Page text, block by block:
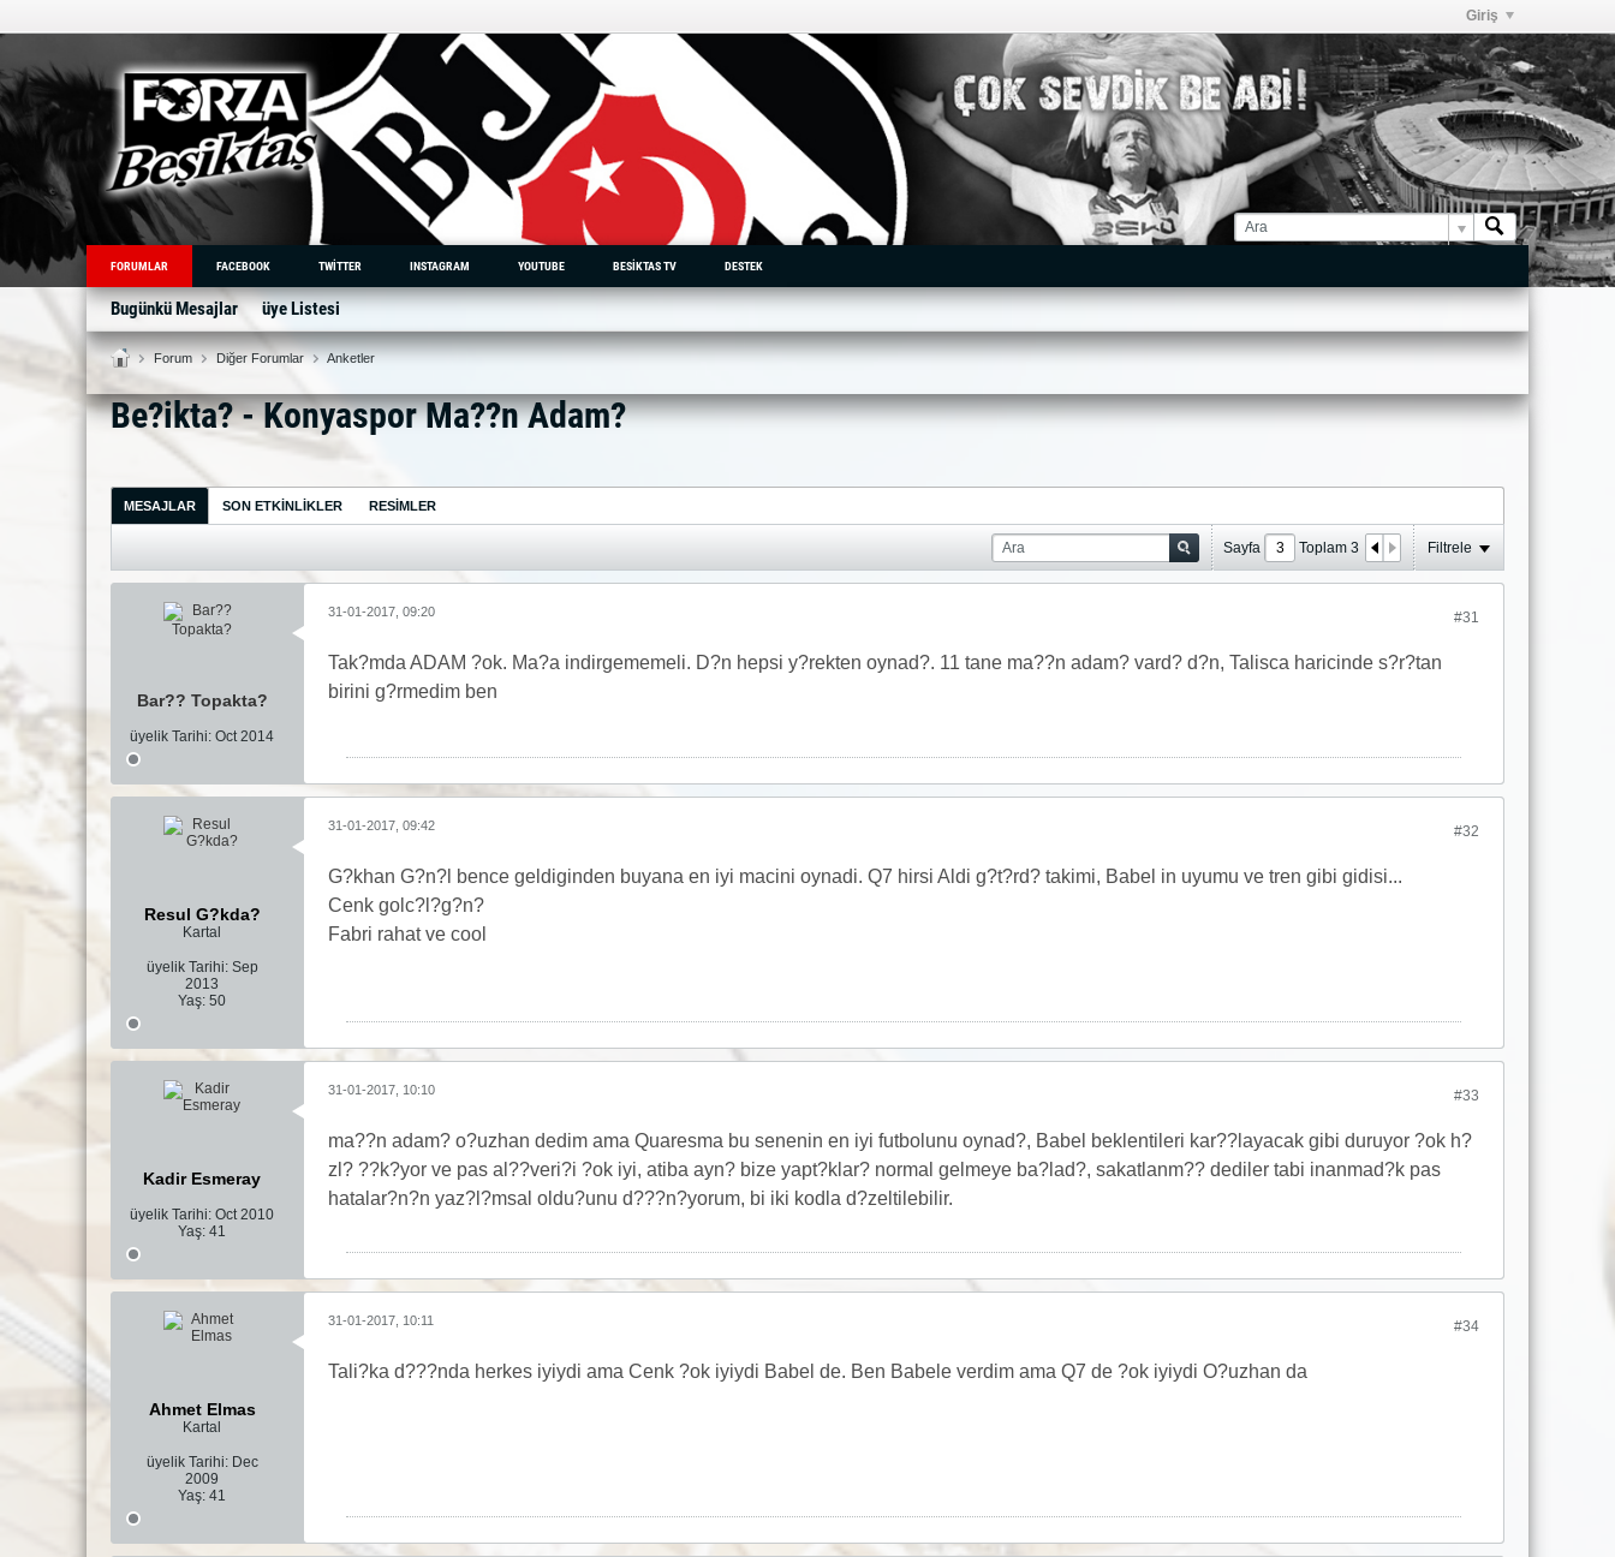
Giriş
FORUMLAR FACEBOOK TWITTER INSTAGRAM YOUTUBE BESIKTAS TV DESTEK
Bugünkü Mesajlar üye Listesi
Forum Diğer Forumlar Anketler
Be?ikta? - Konyaspor Ma??n Adam?
MESAJLAR SON ETKINLIKLER RESIMLER
Sayfa Toplam 3 Filtrele
Bar?? Topakta?
üyelik Tarihi: Oct 2014
#31
31-01-2017, 09:20
Tak?mda ADAM ?ok. Ma?a indirgememeli. D?n hepsi y?rekten oynad?. 11 tane ma??n adam? vard? d?n, Talisca haricinde s?r?tan
birini g?rmedim ben
Resul G?kda?
Kartal
üyelik Tarihi: Sep
2013
Yaş: 50
#32
31-01-2017, 09:42
G?khan G?n?l bence geldiginden buyana en iyi macini oynadi. Q7 hirsi Aldi g?t?rd? takimi, Babel in uyumu ve tren gibi gidisi...
Cenk golc?l?g?n?
Fabri rahat ve cool
Kadir Esmeray
üyelik Tarihi: Oct 2010
Yaş: 41
#33
31-01-2017, 10:10
ma??n adam? o?uzhan dedim ama Quaresma bu senenin en iyi futbolunu oynad?, Babel beklentileri kar??layacak gibi duruyor ?ok h?
zl? ??k?yor ve pas al??veri?i ?ok iyi, atiba ayn? bize yapt?klar? normal gelmeye ba?lad?, sakatlanm?? dediler tabi inanmad?k pas
hatalar?n?n yaz?l?msal oldu?unu d???n?yorum, bi iki kodla d?zeltilebilir.
Ahmet Elmas
Kartal
üyelik Tarihi: Dec
2009
Yaş: 41
#34
31-01-2017, 10:11
Tali?ka d???nda herkes iyiydi ama Cenk ?ok iyiydi Babel de. Ben Babele verdim ama Q7 de ?ok iyiydi O?uzhan da